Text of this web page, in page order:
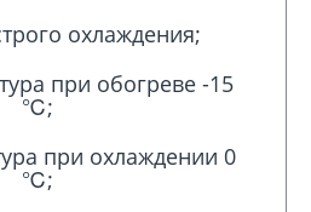
охлаждения;
при обогреве -15
℃;
при охлаждении 0
℃;